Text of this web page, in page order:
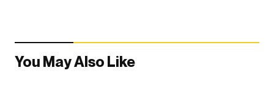
You May Also Like